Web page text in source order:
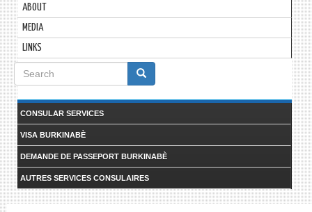
ABOUT
MEDIA
LINKS
Search
form
Search
CONSULAR SERVICES
VISA BURKINABÈ
DEMANDE DE PASSEPORT BURKINABÈ
AUTRES SERVICES CONSULAIRES